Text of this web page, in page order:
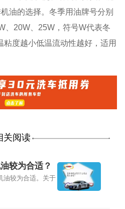
油的选择。冬季用油牌号分别
、20W、25W，符号W代表冬
粘度越小低温流动性越好，适用
关阅读
较为合适？
油较为合适。关于